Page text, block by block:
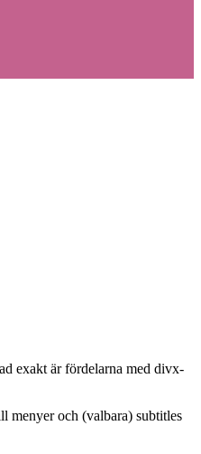
exakt är fördelarna med divx-
menyer och (valbara) subtitles